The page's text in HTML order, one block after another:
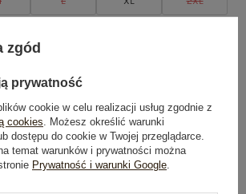
DODAJ DO KOSZYKA
także poprzez:
zgód
prywatność
cookie w celu realizacji usług zgodnie z
cookies. Możesz określić warunki
dostępu do cookie w Twojej przeglądarce.
temat warunków i prywatności można
Prywatność i warunki Google.